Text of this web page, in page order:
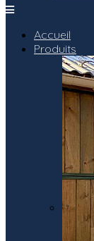
Accueil
Produits